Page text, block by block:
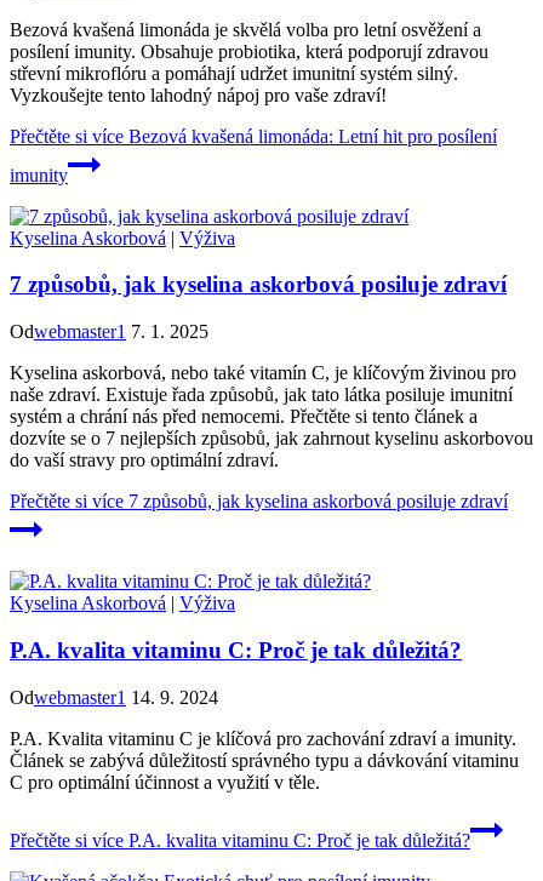
Bezová kvašená limonáda je skvělá volba pro letní osvěžení a
posílení imunity. Obsahuje probiotika, která podporují zdravou
střevní mikroflóru a pomáhají udržet imunitní systém silný.
Vyzkoušejte tento lahodný nápoj pro vaše zdraví!
Přečtěte si více Bezová kvašená limonáda: Letní hit pro posílení
imunity
Kyselina Askorbová | Výživa
7 způsobů, jak kyselina askorbová posiluje zdraví
Odwebmaster1 7. 1. 2025
Kyselina askorbová, nebo také vitamín C, je klíčovým živinou pro
naše zdraví. Existuje řada způsobů, jak tato látka posiluje imunitní
systém a chrání nás před nemocemi. Přečtěte si tento článek a
dozvíte se o 7 nejlepších způsobů, jak zahrnout kyselinu askorbovou
do vaší stravy pro optimální zdraví.
Přečtěte si více 7 způsobů, jak kyselina askorbová posiluje zdraví
Kyselina Askorbová | Výživa
P.A. kvalita vitaminu C: Proč je tak důležitá?
Odwebmaster1 14. 9. 2024
P.A. Kvalita vitaminu C je klíčová pro zachování zdraví a imunity.
Článek se zabývá důležitostí správného typu a dávkování vitaminu
C pro optimální účinnost a využití v těle.
Přečtěte si více P.A. kvalita vitaminu C: Proč je tak důležitá?